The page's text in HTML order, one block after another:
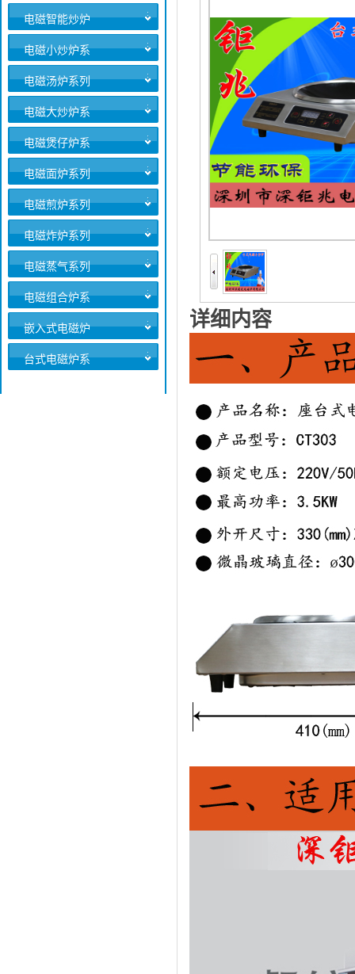
电磁智能炒炉
系列电磁小炒炉系
列 电磁汤炉系列
电磁大炒炉系
列 电磁煲仔炉系
列 电磁面炉系列
电磁煎炉系列
电磁炸炉系列
电磁蒸气系列
电磁组合炉系
列 嵌入式电磁炉
系列台式电磁炉系
详细内容